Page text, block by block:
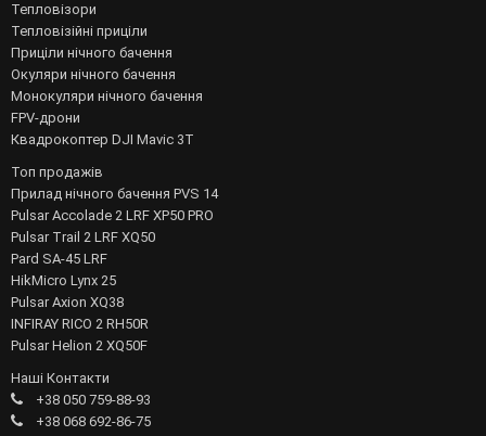
Тепловізори
Тепловізійні приціли
Приціли нічного бачення
Окуляри нічного бачення
Монокуляри нічного бачення
FPV-дрони
Квадрокоптер DJI Mavic 3T
Топ продажів
Прилад нічного бачення PVS 14
Pulsar Accolade 2 LRF XP50 PRO
Pulsar Trail 2 LRF XQ50
Pard SA-45 LRF
HikMicro Lynx 25
Pulsar Axion XQ38
INFIRAY RICO 2 RH50R
Pulsar Helion 2 XQ50F
Наші Контакти
+38 050 759-88-93
+38 068 692-86-75